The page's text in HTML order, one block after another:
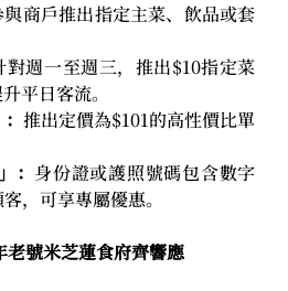
與商戶推出指定主菜、飲品或套
對週一至週三，推出$10指定菜
平日客流。
推出定價為$101的高性價比單
： 身份證或護照號碼包含數字
，可享專屬優惠。
號米芝蓮食府齊響應